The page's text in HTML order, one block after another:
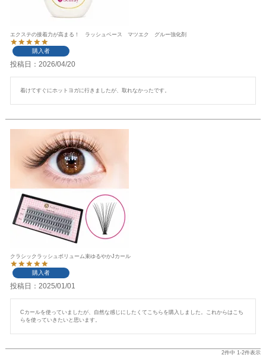
エクステの接着力が高まる！ ラッシュベース マツエク グルー強化剤
購入者
投稿日 2026/04/20
着けてすぐにホットヨガに行きましたが、取れなかったです。
クラシックラッシュボリューム束ゆるやかJカール
購入者
投稿日 2025/01/01
Cカールを使っていましたが、自然な感じにしたくてこちらを購入しました。これからはこち
らを使っていきたいと思います。
2件中 1-2件表示